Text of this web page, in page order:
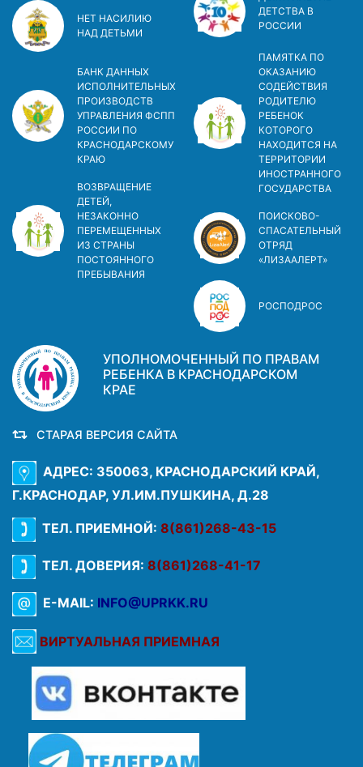
НЕТ НАСИЛИЮ
НАД ДЕТЬМИ
БАНК ДАННЫХ
ИСПОЛНИТЕЛЬНЫХ
ПРОИЗВОДСТВ
УПРАВЛЕНИЯ ФСПП
РОССИИ ПО
КРАСНОДАРСКОМУ
КРАЮ
ВОЗВРАЩЕНИЕ
ДЕТЕЙ,
НЕЗАКОННО
ПЕРЕМЕЩЕННЫХ
ИЗ СТРАНЫ
ПОСТОЯННОГО
ПРЕБЫВАНИЯ
ДЕТСТВА В
РОСCИИ
ПАМЯТКА ПО
ОКАЗАНИЮ
СОДЕЙСТВИЯ
РОДИТЕЛЮ
РЕБЕНОК
КОТОРОГО
НАХОДИТСЯ НА
ТЕРРИТОРИИ
ИНОСТРАННОГО
ГОСУДАРСТВА
ПОИСКОВО-
СПАСАТЕЛЬНЫЙ
ОТРЯД
«ЛИЗААЛЕРТ»
РОСПОДРОС
УПОЛНОМОЧЕННЫЙ ПО ПРАВАМ
РЕБЕНКА В КРАСНОДАРСКОМ
КРАЕ
СТАРАЯ ВЕРСИЯ САЙТА
АДРЕС: 350063, КРАСНОДАРСКИЙ КРАЙ,
Г.КРАСНОДАР, УЛ.ИМ.ПУШКИНА, Д.28
ТЕЛ. ПРИЕМНОЙ: 8(861)268-43-15
ТЕЛ. ДОВЕРИЯ: 8(861)268-41-17
E-MAIL: INFO@UPRKK.RU
ВИРТУАЛЬНАЯ ПРИЕМНАЯ